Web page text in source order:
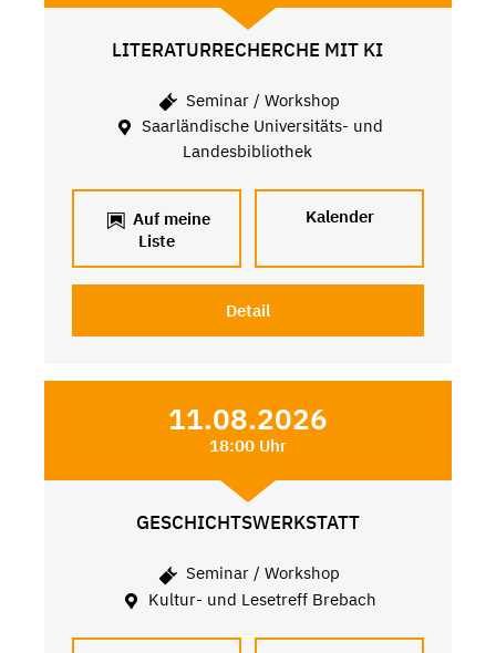
LITERATURRECHERCHE MIT KI
Seminar / Workshop
Saarländische Universitäts- und
Landesbibliothek
Auf meine
Liste
Kalender
Detail
11.08.2026
18:00 Uhr
GESCHICHTSWERKSTATT
Seminar / Workshop
Kultur- und Lesetreff Brebach